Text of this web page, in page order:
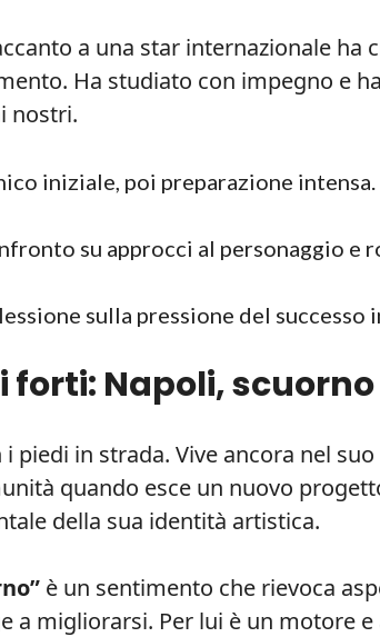
a una star internazionale ha
Ha studiato con impegno e
nostri.
iniziale, poi preparazione intensa.
su approcci al personaggio e
sulla pressione del successo
forti: Napoli,
i piedi in strada. Vive ancora nel
quando esce un nuovo
della sua identità artistica.
è un sentimento che rievoca
a migliorarsi. Per lui è un motore